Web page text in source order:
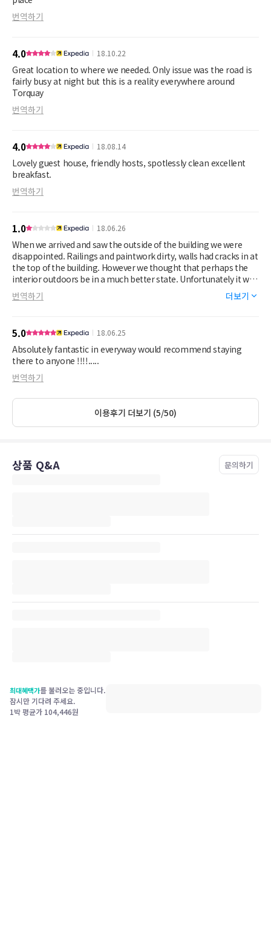
번역하기
4.0 18.10.22
Great location to where we needed. Only issue was the road is
fairly busy at night but this is a reality everywhere around
Torquay
번역하기
4.0 18.08.14
Lovely guest house, friendly hosts, spotlessly clean excellent
breakfast.
번역하기
1.0 18.06.26
When we arrived and saw the outside of the building we were
disappointed. Railings and paintwork dirty, walls had cracks in at
the top of the building. However we thought that perhaps the
interior outdoors be in a much better state. Unfortunately it was
not. Our " Superior " room was on the top floor, we didn't count
them but it must have been at least 6 flights of stairs. The room
been plastered over and repainted, although still clearly visible.
The only positive thing I can say is that en suite was immaculate,
which suggests that it had all been recently fitted. We came out
and immediately started to look for an alternative
accommodation, although we had prepaid for the Cranbourne,
more than the price of the Cranbourne deal. It was an expensive
decision to make, but in our view the only one possible.
번역하기 더보기
5.0 18.06.25
Absolutely fantastic in everyway would recommend staying
there to anyone !!!!.....
번역하기
이용후기 더보기 (5/50)
상품 Q&A 문의하기
최대혜택가를 불러오는 중입니다.
잠시만 기다려 주세요.
1박 평균가 104,446원